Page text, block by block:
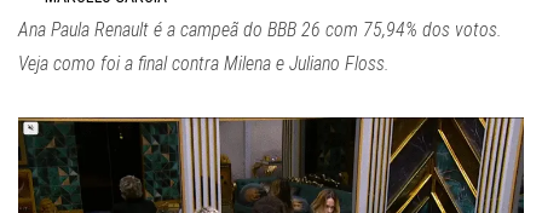
Ana Paula Renault é a campeã do BBB 26 com 75,94% dos votos.
Veja como foi a final contra Milena e Juliano Floss.